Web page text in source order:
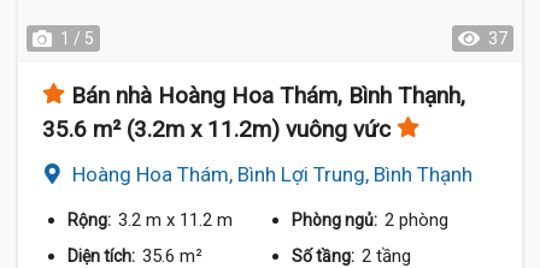
1 / 5 37
Bán nhà Hoàng Hoa Thám, Bình Thạnh,
35.6 m² (3.2m x 11.2m) vuông vức
Hoàng Hoa Thám, Bình Lợi Trung, Bình Thạnh
Rộng: 3.2 m x 11.2 m Phòng ngủ: 2 phòng
Diện tích: 35.6 m² Số tầng: 2 tầng